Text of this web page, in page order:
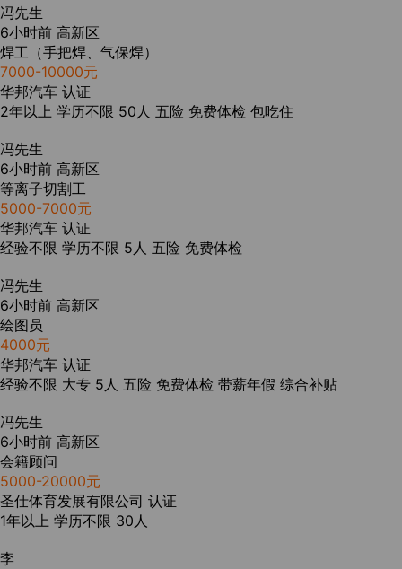
冯先生
6小时前 高新区
焊工（手把焊、气保焊）
7000-10000元
华邦汽车 认证
2年以上 学历不限 50人 五险 免费体检 包吃住
冯先生
6小时前 高新区
等离子切割工
5000-7000元
华邦汽车 认证
经验不限 学历不限 5人 五险 免费体检
冯先生
6小时前 高新区
绘图员
4000元
华邦汽车 认证
经验不限 大专 5人 五险 免费体检 带薪年假 综合补贴
冯先生
6小时前 高新区
会籍顾问
5000-20000元
圣仕体育发展有限公司 认证
1年以上 学历不限 30人
李